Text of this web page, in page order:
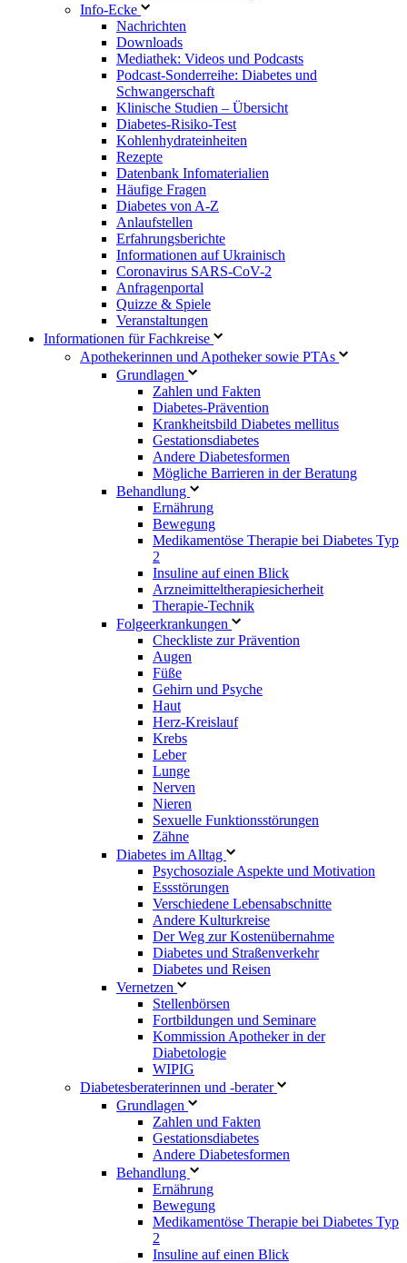
Info-Ecke
Nachrichten
Downloads
Mediathek: Videos und Podcasts
Podcast-Sonderreihe: Diabetes und
Schwangerschaft
Klinische Studien – Übersicht
Diabetes-Risiko-Test
Kohlenhydrateinheiten
Rezepte
Datenbank Infomaterialien
Häufige Fragen
Diabetes von A-Z
Anlaufstellen
Erfahrungsberichte
Informationen auf Ukrainisch
Coronavirus SARS-CoV-2
Anfragenportal
Quizze & Spiele
Veranstaltungen
Informationen für Fachkreise
Apothekerinnen und Apotheker sowie PTAs
Grundlagen
Zahlen und Fakten
Diabetes-Prävention
Krankheitsbild Diabetes mellitus
Gestationsdiabetes
Andere Diabetesformen
Mögliche Barrieren in der Beratung
Behandlung
Ernährung
Bewegung
Medikamentöse Therapie bei Diabetes Typ
2
Insuline auf einen Blick
Arzneimitteltherapie­sicherheit
Therapie-Technik
Fol­ge­er­kran­kun­gen
Checkliste zur Prävention
Augen
Füße
Gehirn und Psyche
Haut
Herz-Kreislauf
Krebs
Leber
Lunge
Nerven
Nieren
Sexuelle Funktionsstörungen
Zähne
Diabetes im Alltag
Psychosoziale Aspekte und Motivation
Essstörungen
Verschiedene Lebensabschnitte
Andere Kulturkreise
Der Weg zur Kostenübernahme
Diabetes und Straßenverkehr
Diabetes und Reisen
Vernetzen
Stellenbörsen
Fortbildungen und Seminare
Kommission Apotheker in der
Diabetologie
WIPIG
Diabetesberaterinnen und -berater
Grundlagen
Zahlen und Fakten
Gestationsdiabetes
Andere Diabetesformen
Behandlung
Ernährung
Bewegung
Medikamentöse Therapie bei Diabetes Typ
2
Insuline auf einen Blick